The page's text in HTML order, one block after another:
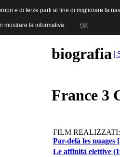
Industrie Cinematografiche
biografia |
France 3
FILM REALIZZATI:
Par-delà les nuages
Le affinità elettive
e di terze parti al fine di migliorare la
mostrare la informativa. OK
e di terze parti al fine di migliorare la
mostrare la informativa. OK